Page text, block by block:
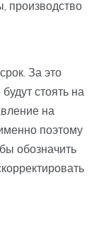
производство
За это
стоять на
на
поэтому
обозначить